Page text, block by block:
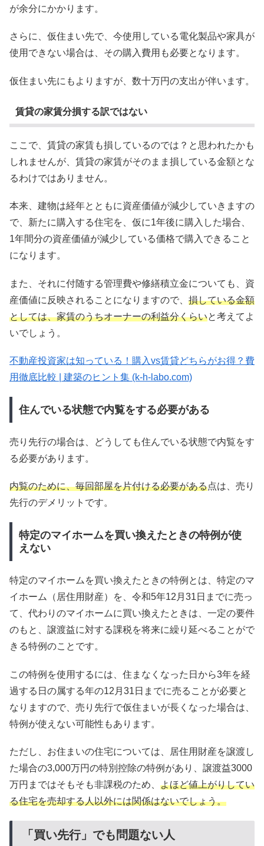
が余分にかかります。
さらに、仮住まい先で、今使用している電化製品や家具が
使用できない場合は、その購入費用も必要となります。
仮住まい先にもよりますが、数十万円の支出が伴います。
賃貸の家賃分損する訳ではない
ここで、賃貸の家賃も損しているのでは？と思われたかも
しれませんが、賃貸の家賃がそのまま損している金額とな
るわけではありません。
本来、建物は経年とともに資産価値が減少していきますの
で、新たに購入する住宅を、仮に1年後に購入した場合、
1年間分の資産価値が減少している価格で購入できること
になります。
また、それに付随する管理費や修繕積立金についても、資
産価値に反映されることになりますので、 損している金額
としては、家賃のうちオーナーの利益分くらいと考えてよ
いでしょう。
不動産投資家は知っている！購入vs賃貸どちらがお得？費
用徹底比較 | 建築のヒント集 (k-h-labo.com)
住んでいる状態で内覧をする必要がある
売り先行の場合は、どうしても住んでいる状態で内覧をす
る必要があります。
内覧のために、毎回部屋を片付ける必要がある点は、売り
先行のデメリットです。
特定のマイホームを買い換えたときの特例が使
えない
特定のマイホームを買い換えたときの特例とは、特定のマ
イホーム（居住用財産）を、令和5年12月31日までに売っ
て、代わりのマイホームに買い換えたときは、一定の要件
のもと、譲渡益に対する課税を将来に繰り延べることがで
きる特例のことです。
この特例を使用するには、住まなくなった日から3年を経
過する日の属する年の12月31日までに売ることが必要と
なりますので、売り先行で仮住まいが長くなった場合は、
特例が使えない可能性もあります。
ただし、お住まいの住宅については、居住用財産を譲渡し
た場合の3,000万円の特別控除の特例があり、譲渡益3000
万円まではそもそも非課税のため、 よほど値上がりしてい
る住宅を売却する人以外には関係はないでしょう。
「買い先行」でも問題ない人